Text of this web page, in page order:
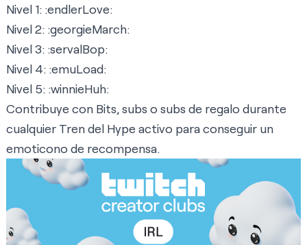
Nivel 1: :endlerLove:
Nivel 2: :georgieMarch:
Nivel 3: :servalBop:
Nivel 4: :emuLoad:
Nivel 5: :winnieHuh:
Contribuye con Bits, subs o subs de regalodurante
cualquier Tren del Hype activo para conseguir un
emoticono de recompensa.